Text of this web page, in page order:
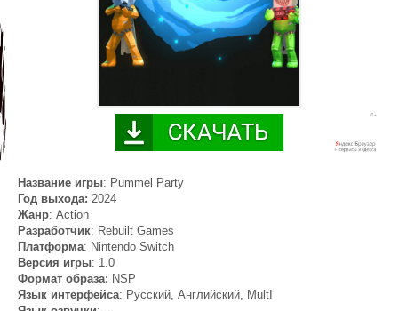
Название игры: Pummel Party
Год выхода: 2024
Жанр: Action
Разработчик: Rebuilt Games
Платформа: Nintendo Switch
Версия игры: 1.0
Формат образа: NSP
Язык интерфейса: Русский, Английский, MultI